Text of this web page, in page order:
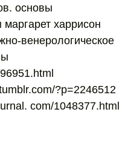
основы
харрисон
венерологическое
?p=2246512
com/1048377.html